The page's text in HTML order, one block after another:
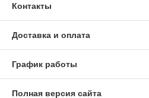
Контакты
Доставка и оплата
График работы
Полная версия сайта